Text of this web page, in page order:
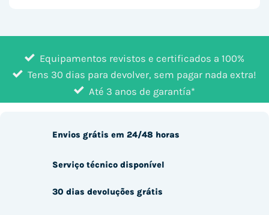
Equipamentos revistos e certificados a 100%
Tens 30 dias para devolver, sem pagar nada extra!
Até 3 anos de garantía*
Envios grátis em 24/48 horas
Serviço técnico disponível
30 dias devoluções grátis